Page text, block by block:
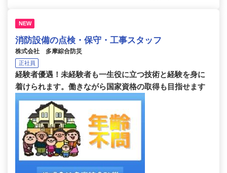
NEW
消防設備の点検・保守・工事スタッフ
株式会社 多摩綜合防災
正社員
経験者優遇！未経験者も一生役に立つ技術と経験を身に
着けられます。働きながら国家資格の取得も目指せます